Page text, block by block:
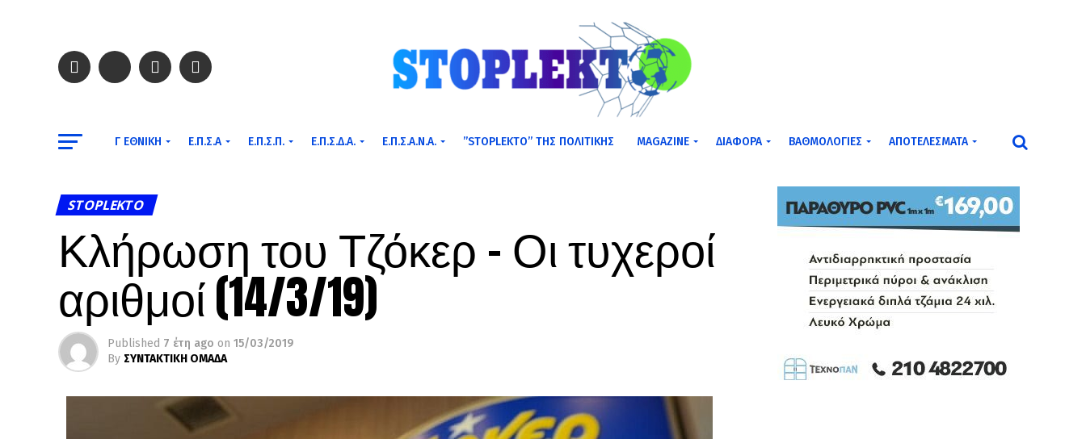
Γ ΕΘΝΙΚΉ Ε.Π.Σ.Α Ε.Π.Σ.Π. Ε.Π.Σ.Δ.Α. Ε.Π.Σ.Α.Ν.Α. ”STOPLEKTO” ΤΗΣ ΠΟΛΙΤΙΚΗΣ MAGAZINE ΔΙΆΦΟΡΑ ΒΑΘΜΟΛΟΓΊΕΣ ΑΠΟΤΕΛΈΣΜΑΤΑ
STOPLEKTO
Κλήρωση του Τζόκερ – Οι τυχεροί
αριθμοί (14/3/19)
Published 7 έτη ago on 15/03/2019
By ΣΥΝΤΑΚΤΙΚΗ ΟΜΑΔΑ